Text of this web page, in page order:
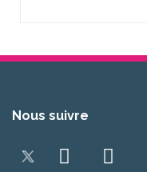
Nous suivre